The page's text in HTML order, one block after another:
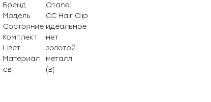
Бренд
Chanel
Модель
CC Hair Clip
Состояние идеальное
Комплект
нет
Цвет
золотой
Материал
металл
св
(в)